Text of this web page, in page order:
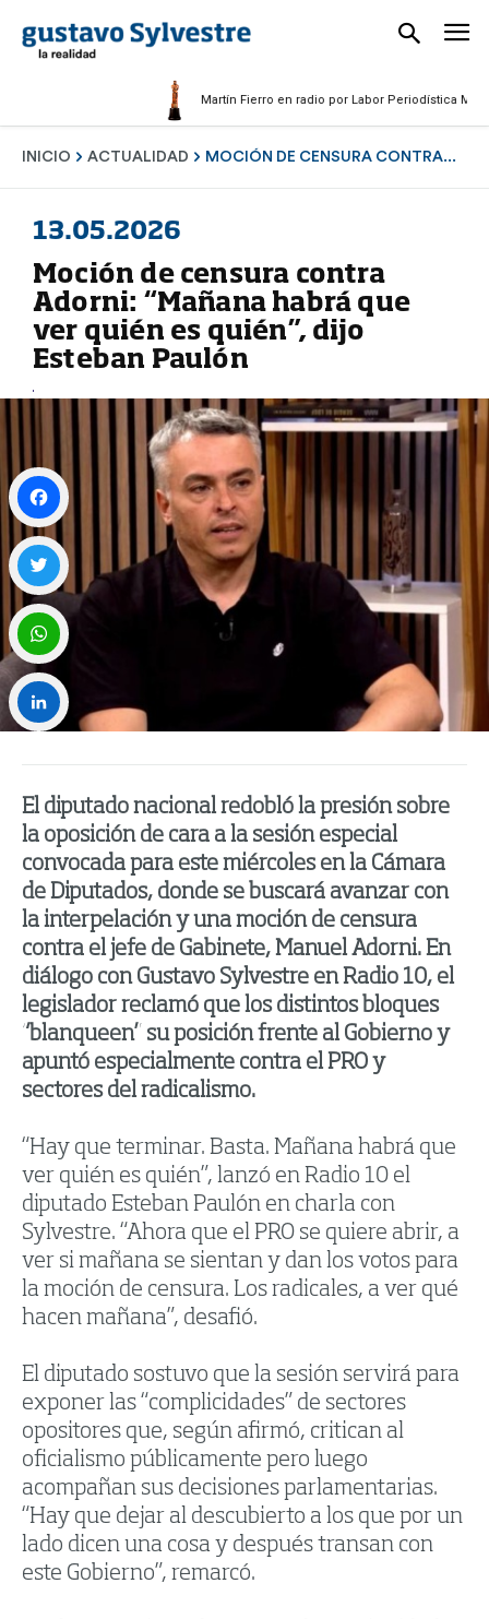
Martín Fierro en radio por Labor Periodística Masculina
INICIO ACTUALIDAD MOCIÓN DE CENSURA CONTRA...
13.05.2026
Moción de censura contra
Adorni: “Mañana habrá que
ver quién es quién”, dijo
Esteban Paulón
El diputado nacional redobló la presión sobre
la oposición de cara a la sesión especial
convocada para este miércoles en la Cámara
de Diputados, donde se buscará avanzar con
la interpelación y una moción de censura
contra el jefe de Gabinete, Manuel Adorni. En
diálogo con Gustavo Sylvestre en Radio 10, el
legislador reclamó que los distintos bloques
“blanqueen” su posición frente al Gobierno y
apuntó especialmente contra el PRO y
sectores del radicalismo.
“Hay que terminar. Basta. Mañana habrá que
ver quién es quién”, lanzó en Radio 10 el
diputado Esteban Paulón en charla con
Sylvestre. “Ahora que el PRO se quiere abrir, a
ver si mañana se sientan y dan los votos para
la moción de censura. Los radicales, a ver qué
hacen mañana”, desafió.
El diputado sostuvo que la sesión servirá para
exponer las “complicidades” de sectores
opositores que, según afirmó, critican al
oficialismo públicamente pero luego
acompañan sus decisiones parlamentarias.
“Hay que dejar al descubierto a los que por un
lado dicen una cosa y después transan con
este Gobierno”, remarcó.
Facebook
Twitter
WhatsApp